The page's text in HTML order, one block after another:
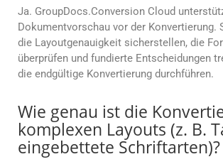
Ja. GroupDocs.Conversion Cloud
Dokumentvorschau vor der Konvertierung.
die Layoutgenauigkeit sicherstellen, die
überprüfen und fundierte Entscheidungen
die endgültige Konvertierung durchführen.
Wie genau ist die
komplexen Layouts (z. B.
eingebettete Schriftarten)?